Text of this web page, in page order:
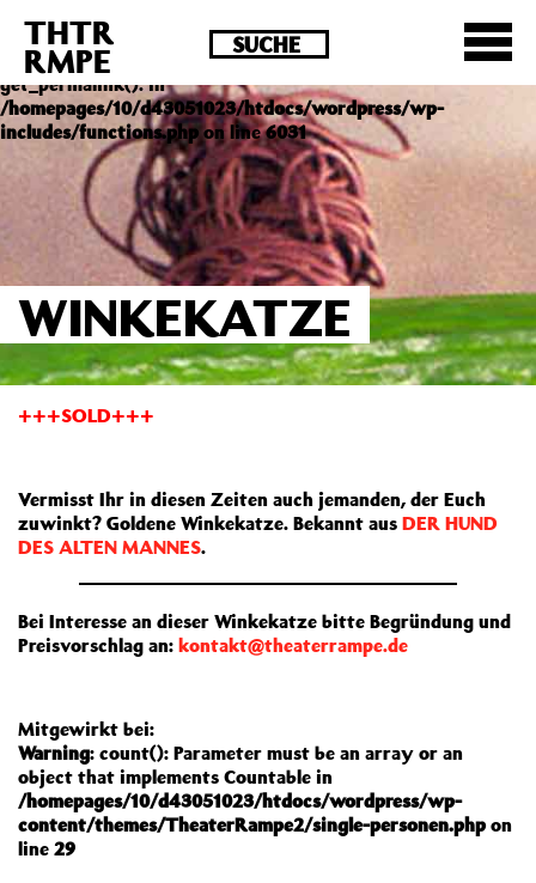
Deprecated : Die Funktion post_permalink ist seit
Version 4.4.0 veraltet! Verwende stattdessen
get_permalink(). in
/homepages/10/d43051023/htdocs/wordpress/wp-
includes/functions.php on line6031
THTR
RMPE
WINKEKATZE
+++SOLD+++
Vermisst Ihr in diesen Zeiten auch jemanden, der Euch
zuwinkt? Goldene Winkekatze. Bekannt aus DER HUND
DES ALTEN MANNES.
Bei Interesse an dieser Winkekatze bitte Begründung und
Preisvorschlag an: kontakt@theaterrampe.de
Mitgewirkt bei:
Warning: count(): Parameter must be an array or an
object that implements Countable in
/homepages/10/d43051023/htdocs/wordpress/wp-
content/themes/TheaterRampe2/single-personen.phpon
line 29